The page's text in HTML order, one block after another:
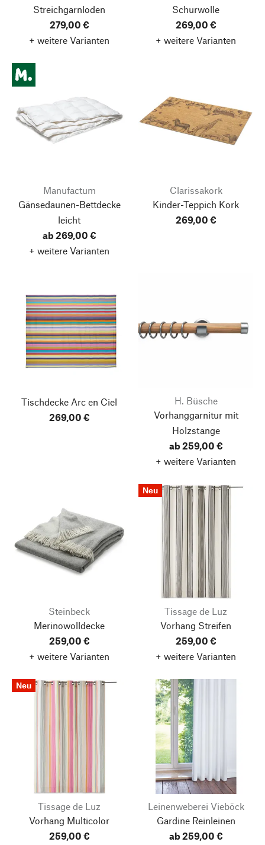
Streichgarnloden
279,00 €
+ weitere Varianten
Schurwolle
269,00 €
+ weitere Varianten
Manufactum
Gänsedaunen-Bettdecke
leicht
ab 269,00 €
+ weitere Varianten
Clarissakork
Kinder-Teppich Kork
269,00 €
Tischdecke Arc en Ciel
269,00 €
H. Büsche
Vorhanggarnitur mit
Holzstange
ab 259,00 €
+ weitere Varianten
Steinbeck
Merinowolldecke
259,00 €
+ weitere Varianten
Neu
Tissage de Luz
Vorhang Streifen
259,00 €
+ weitere Varianten
Neu
Tissage de Luz
Vorhang Multicolor
259,00 €
Leinenweberei Vieböck
Gardine Reinleinen
ab 259,00 €